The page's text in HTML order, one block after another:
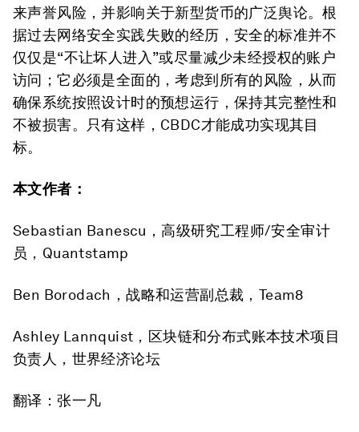
来声誉风险，并影响关于新型货币的广泛舆论。根
据过去网络安全实践失败的经历，安全的标准并不
仅仅是“不让坏人进入”或尽量减少未经授权的账户
访问；它必须是全面的，考虑到所有的风险，从而
确保系统按照设计时的预想运行，保持其完整性和
不被损害。只有这样，CBDC才能成功实现其目
标。
本文作者：
Sebastian Banescu，高级研究工程师/安全审计
员，Quantstamp
Ben Borodach，战略和运营副总裁，Team8
Ashley Lannquist，区块链和分布式账本技术项目
负责人，世界经济论坛
翻译：张一凡